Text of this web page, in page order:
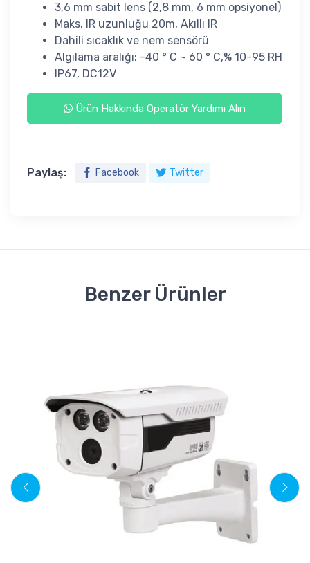
3,6 mm sabit lens (2,8 mm, 6 mm opsiyonel)
Maks. IR uzunluğu 20m, Akıllı IR
Dahili sıcaklık ve nem sensörü
Algılama aralığı: -40 ° C ~ 60 ° C,% 10-95 RH
IP67, DC12V
Ürün Hakkında Operatör Yardımı Alın
Paylaş: Facebook Twitter
Benzer Ürünler